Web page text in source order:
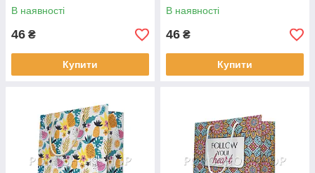
В наявності
46 ₴
Купити
В наявності
46 ₴
Купити